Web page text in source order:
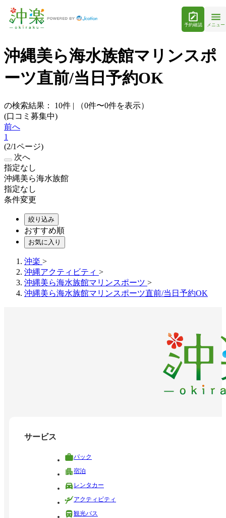
予約確認 メニュー
沖縄美ら海水族館マリンスポ
ーツ直前/当日予約OK
の検索結果： 10件 |
（0件〜0件を表示）
(口コミ募集中)
前へ
1
(2/1ページ)
次へ
指定なし
沖縄美ら海水族館
指定なし
条件変更
絞り込み
おすすめ順
お気に入り
沖楽 >
沖縄アクティビティ >
沖縄美ら海水族館マリンスポーツ >
沖縄美ら海水族館マリンスポーツ直前/当日予約OK
サービス
パック
宿泊
レンタカー
アクティビティ
観光バス